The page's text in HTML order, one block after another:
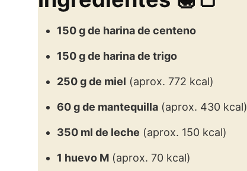
150 g de harina de centeno
150 g de harina de trigo
250 g de miel (aprox. 772 kcal)
60 g de mantequilla (aprox. 430 kcal)
350 ml de leche (aprox. 150 kcal)
1 huevo M (aprox. 70 kcal)